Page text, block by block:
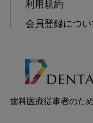
利用規約
会員登録につい
歯科医療従事者のた